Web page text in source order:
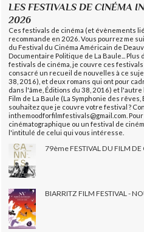
LES FESTIVALS DE CINÉMA
2026
Ces festivals de cinéma (et évènements
recommande en 2026. Vous pourrez me
du Festival du Cinéma Américain de
Documentaire Politique de La Baule... Plus
festivals de cinéma, je couvre ces
consacré un recueil de nouvelles à ce
38, 2016), et deux romans qui ont pour
dans l'âme, Éditions du 38, 2016) et
Film de La Baule (La Symphonie des
souhaitez que je couvre votre festival ?
inthemoodforfilmfestivals@gmail.com.
cinématographique ou un festival de
l'intitulé de celui qui vous intéresse.
79ème FESTIVAL DU FILM DE
BIARRITZ FILM FESTIVAL -